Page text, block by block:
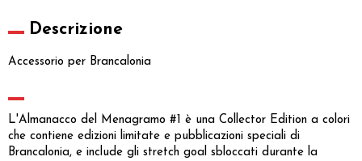
Descrizione
Accessorio per Brancalonia
L'Almanacco del Menagramo #1 è una Collector Edition a colori
che contiene edizioni limitate e pubblicazioni speciali di
Brancalonia, e include gli stretch goal sbloccati durante la